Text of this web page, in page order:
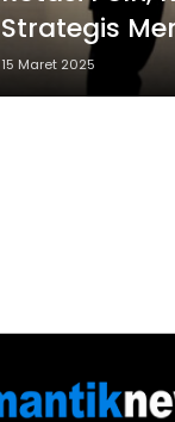
Strategis
15 Maret 2025